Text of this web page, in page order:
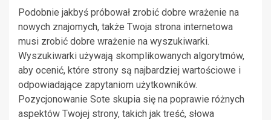
Podobnie jakbyś próbował zrobić dobre wrażenie na
nowych znajomych, także Twoja strona internetowa
musi zrobić dobre wrażenie na wyszukiwarki.
Wyszukiwarki używają skomplikowanych algorytmów,
aby ocenić, które strony są najbardziej wartościowe i
odpowiadające zapytaniom użytkowników.
Pozycjonowanie Sote skupia się na poprawie różnych
aspektów Twojej strony, takich jak treść, słowa